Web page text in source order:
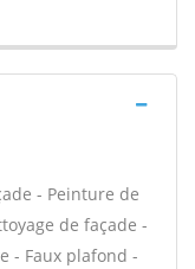
- Peinture de
de façade -
- Faux plafond -